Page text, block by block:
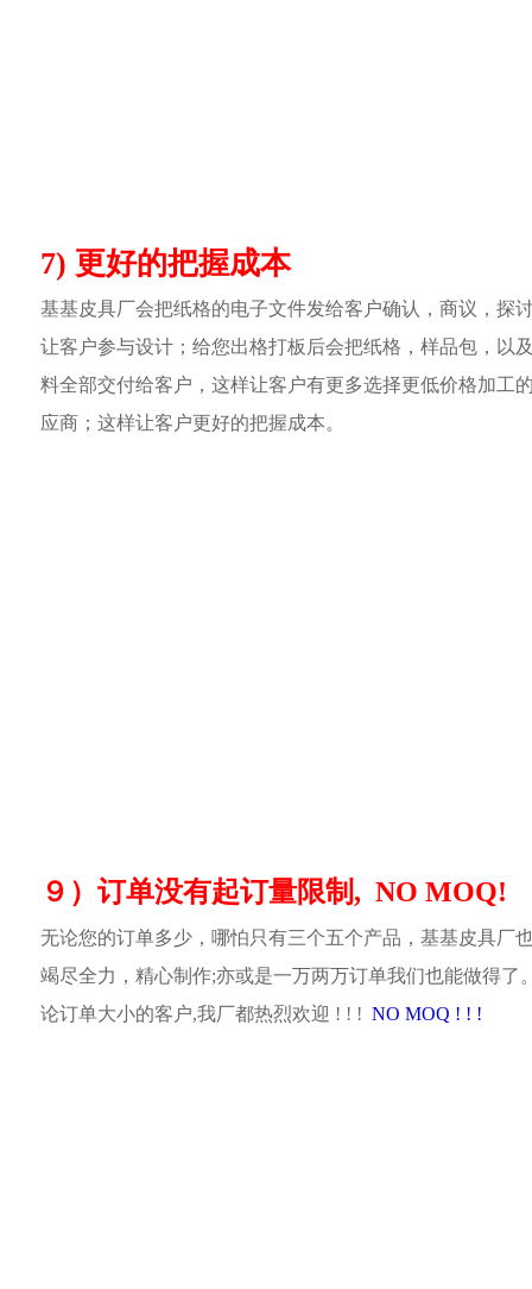
7) 更好的把握成本
基基皮具厂会把纸格的电子文件发给客户确认，商议，探
让客户参与设计；给您出格打板后会把纸格，样品包，以
料全部交付给客户，这样让客户有更多选择更低价格加工
应商；这样让客户更好的把握成本。
９）订单没有起订量限制, NO MOQ!
无论您的订单多少，哪怕只有三个五个产品，基基皮具厂
竭尽全力，精心制作;亦或是一万两万订单我们也能做得了
论订单大小的客户,我厂都热烈欢迎 ! ! ! NO MOQ ! ! !